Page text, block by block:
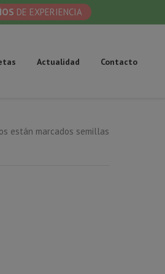
DE EXPERIENCIA
Actualidad Contacto
están marcados semillas